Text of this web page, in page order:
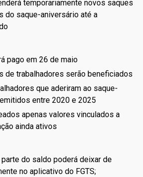
temporariamente novos saques
do saque-aniversário até a
pago em 26 de maio
de trabalhadores serão beneficiados
que aderiram ao saque-
entre 2020 e 2025
apenas valores vinculados a
ainda ativos
do saldo poderá deixar de
no aplicativo do FGTS;